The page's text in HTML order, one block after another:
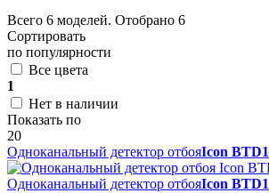
Всего 6 моделей. Отобрано 6
Сортировать
по популярности
Все цвета
1
Нет в наличии
Показать по
20
Одноканальный детектор отбояIcon BTD1
Одноканальный детектор отбояIcon BTD1